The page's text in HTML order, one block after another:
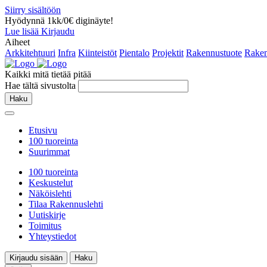
Siirry sisältöön
Hyödynnä 1kk/0€ diginäyte!
Lue lisää Kirjaudu
Aiheet
Arkkitehtuuri Infra Kiinteistöt Pientalo Projektit Rakennustuote
Kaikki mitä tietää pitää
Hae tältä sivustolta
Haku
Etusivu
100 tuoreinta
Suurimmat
100 tuoreinta
Keskustelut
Näköislehti
Tilaa Rakennuslehti
Uutiskirje
Toimitus
Yhteystiedot
Kirjaudu sisään
Haku